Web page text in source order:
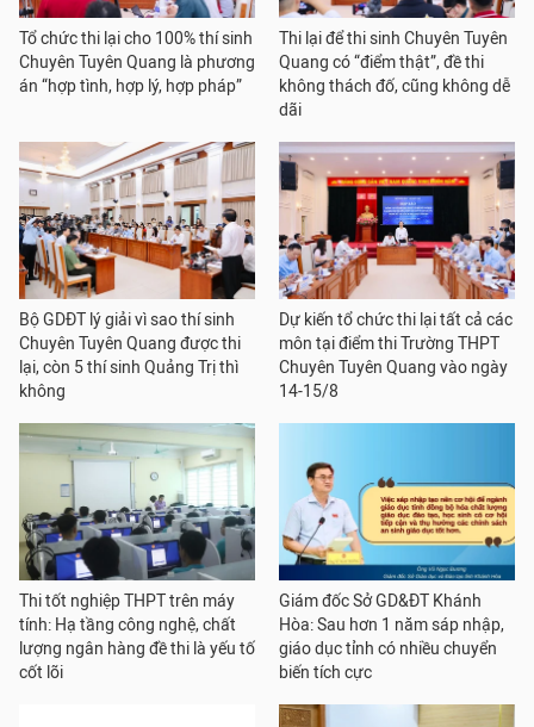
Tổ chức thi lại cho 100% thí sinh
Chuyên Tuyên Quang là phương
án “hợp tình, hợp lý, hợp pháp”
Thi lại để thi sinh Chuyên Tuyên
Quang có “điểm thật”, đề thi
không thách đố, cũng không dễ
dãi
Bộ GDĐT lý giải vì sao thí sinh
Chuyên Tuyên Quang được thi
lại, còn 5 thí sinh Quảng Trị thì
không
Dự kiến tổ chức thi lại tất cả các
môn tại điểm thi Trường THPT
Chuyên Tuyên Quang vào ngày
14-15/8
Thi tốt nghiệp THPT trên máy
tính: Hạ tầng công nghệ, chất
lượng ngân hàng đề thi là yếu tố
cốt lõi
Giám đốc Sở GD&ĐT Khánh
Hòa: Sau hơn 1 năm sáp nhập,
giáo dục tỉnh có nhiều chuyển
biến tích cực